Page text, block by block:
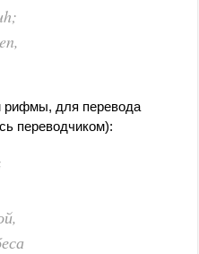
рифмы, для перевода
переводчиком):